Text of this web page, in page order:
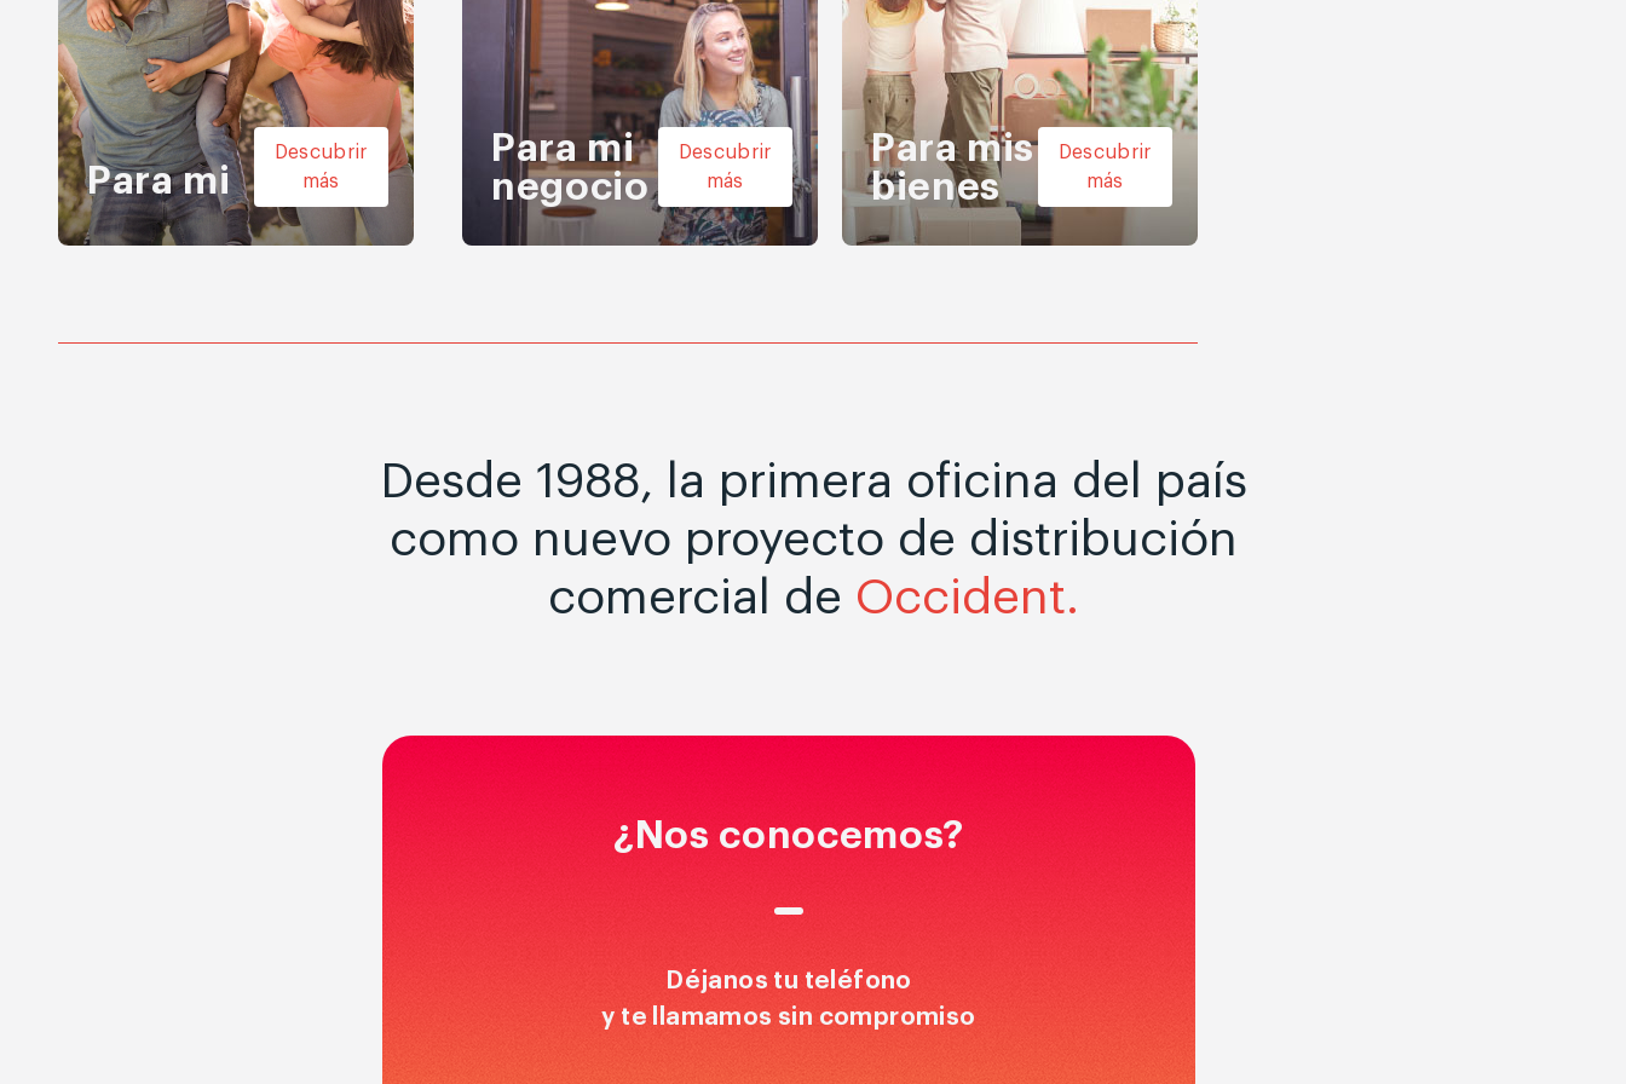
Para mi
Descubrir
más
Para mi
negocio
Descubrir
más
Para mis
bienes
Descubrir
más
Desde 1988, la primera oficina del país
como nuevo proyecto de distribución
comercial de Occident.
¿Nos conocemos?
Déjanos tu teléfono
y te llamamos sin compromiso